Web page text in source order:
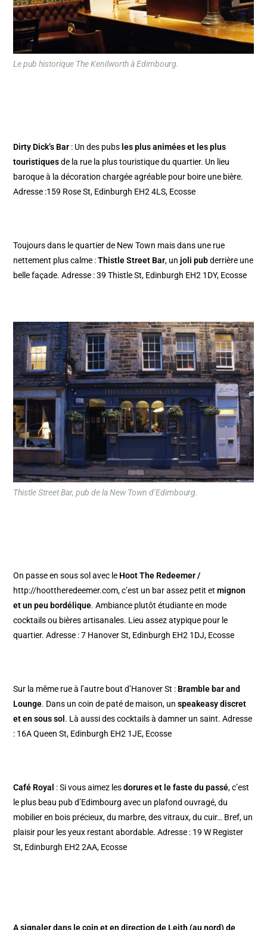
Le pub historique The Kenilworth à Edimbourg.
Dirty Dick’s Bar : Un des pubs les plus animées et les plus
touristiquesde la rue la plus touristique du quartier. Un lieu
baroque à la décoration chargée agréable pour boire une bière.
Adresse :159 Rose St, Edinburgh EH2 4LS, Ecosse
Toujours dans le quartier de New Town mais dans une rue
nettement plus calme :Thistle Street Bar, unjoli pubderrière une
belle façade. Adresse : 39 Thistle St, Edinburgh EH2 1DY, Ecosse
Thistle Street Bar, pub de la New Town d’Edimbourg.
On passe en sous sol avec le Hoot The Redeemer /
http://hoottheredeemer.com, c’est un bar assez petit etmignon
et un peu bordélique. Ambiance plutôt étudiante en mode
cocktails ou bières artisanales. Lieu assez atypique pour le
quartier. Adresse : 7 Hanover St, Edinburgh EH2 1DJ, Ecosse
Sur la même rue à l’autre bout d’Hanover St : Bramble bar and
Lounge. Dans un coin de paté de maison, unspeakeasy discret
et en sous sol . Là aussi des cocktails à damner un saint. Adresse
: 16A Queen St, Edinburgh EH2 1JE, Ecosse
Café Royal : Si vous aimez lesdorures et le faste du passé, c’est
le plus beau pub d’Edimbourg avec un plafond ouvragé, du
mobilier en bois précieux, du marbre, des vitraux, du cuir… Bref, un
plaisir pour les yeux restant abordable. Adresse : 19 W Register
St, Edinburgh EH2 2AA, Ecosse
A signaler dans le coin et en direction de Leith (au nord) de